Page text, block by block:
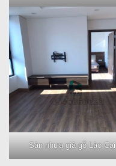
Sàn nhựa giả gỗ Lào Cai